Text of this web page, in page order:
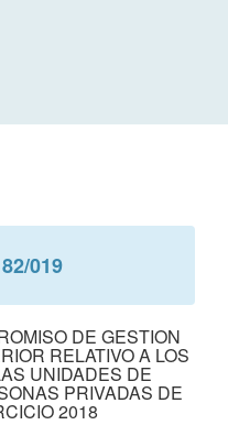
019
DE GESTION
RELATIVO A LOS
UNIDADES DE
PRIVADAS DE
2018